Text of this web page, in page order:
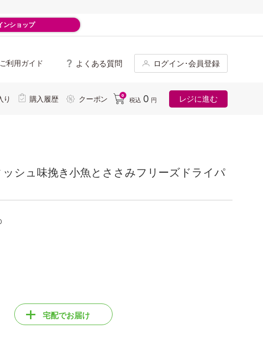
ンショップ
ご利用ガイド よくある質問 ログイン･会員登録
り 購入履歴 クーポン 0
税込 0 円 レジに進む
シュ味挽き小魚とささみフリーズドライパ
宅配でお届け